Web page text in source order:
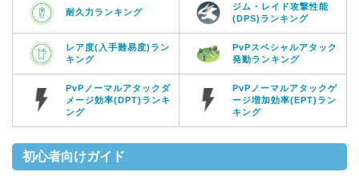
耐久力ランキング
ジム・レイド攻撃性能
(DPS)ランキング
レア度(入手難易度)ラン
キング
PvPスペシャルアタック
発動ランキング
PvPノーマルアタックダ
メージ効率(DPT)ランキ
ング
PvPノーマルアタックゲ
ージ増加効率(EPT)ラン
キング
初心者向けガイド